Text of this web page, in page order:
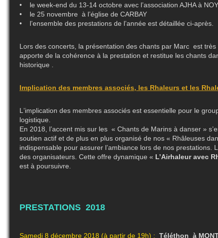
• le week-end du 13-14 octobre avec l’association AJHA à
• le 25 novembre à l’église de CARBAY
• l’ensemble des prestations de l’année est détaillée ci-après.
Lors des concerts, la présentation des chants par Marc est
apporte de la cohérence à la prestation et restitue les chants
historique .
Implication des membres associés, les Rhaleurs et les
L ’implication des membres associés est essentielle pour le
logistique.
En 2018, l’accent mis sur les « Chants de Marins à danser »
soutien actif et de plus en plus organisé de nos « Rhâleuses
indispensable pour assurer l’ambiance lors de nos prestations.
des organisateurs. Cette offre dynamique « L’Airhaleur avec
est à poursuivre.
PRESTATIONS 2018
Samedi 8 décembre 2018 (à partir de 19h) : Téléthon à